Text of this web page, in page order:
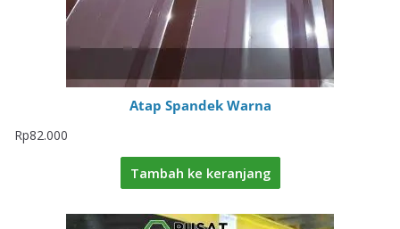
Atap Spandek Warna
Rp82.000
Tambah ke keranjang